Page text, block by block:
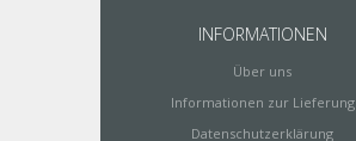
INFORMATIONEN
Über uns
Informationen zur Lieferung
Datenschutzerklärung